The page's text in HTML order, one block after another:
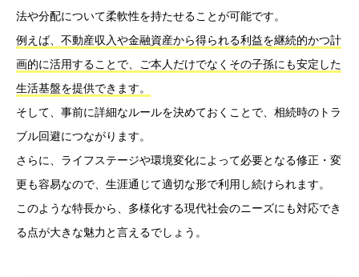
法や分配について柔軟性を持たせることが可能です。
例えば、不動産収入や金融資産から得られる利益を継続的かつ計
画的に活用することで、ご本人だけでなくその子孫にも安定した
生活基盤を提供できます。
そして、事前に詳細なルールを決めておくことで、相続時のトラ
ブル回避につながります。
さらに、ライフステージや環境変化によって必要となる修正・変
更も容易なので、生涯通じて適切な形で利用し続けられます。
このような特長から、多様化する現代社会のニーズにも対応でき
る点が大きな魅力と言えるでしょう。